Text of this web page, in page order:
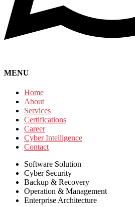
MENU
Home
About
Services
Certifications
Career
Cyber Intelligence
Contact
Software Solution
Cyber Security
Backup & Recovery
Operation & Management
Enterprise Architecture